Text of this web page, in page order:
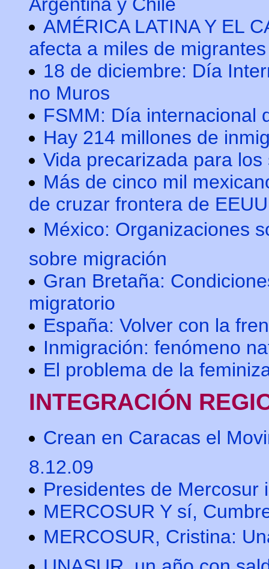
AMÉRICA LATINA Y EL
afecta a miles de
18 de diciembre: Día
no Muros
FSMM: Día internacional
Hay 214 millones de
Vida precarizada para los
Más de cinco mil
de cruzar frontera de EEUU
México: Organizaciones
sobre migración
Gran Bretaña:
migratorio
España: Volver con la
Inmigración: fenómeno
El problema de la
INTEGRACIÓN
Crean en Caracas el
8.12.09
Presidentes de Mercosur
MERCOSUR Y sí,
MERCOSUR, Cristina: